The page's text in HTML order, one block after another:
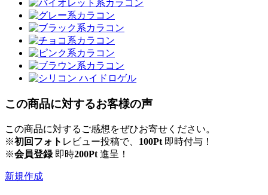
この商品に対するお客様の声
この商品に対するご感想をぜひお寄せください。
※初回フォト レビュー投稿で、 100Pt 即時付与！
※会員登録即時200Pt 進呈！
新規作成